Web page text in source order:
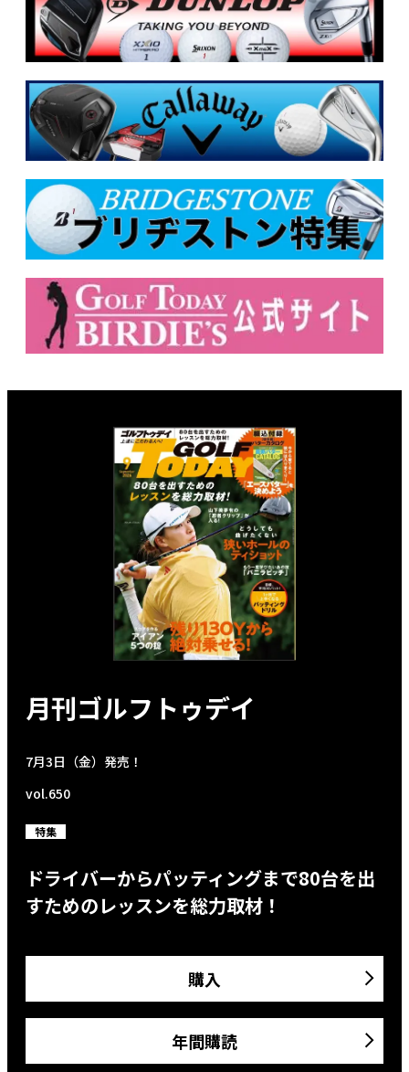
月刊ゴルフトゥデイ
7月3日（金）発売！
vol.650
特集
ドライバーからパッティングまで80台を出
すためのレッスンを総力取材！
購入
年間購読